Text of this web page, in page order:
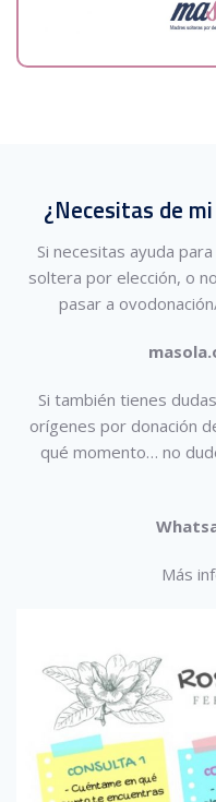
¿Necesitas de
Si necesitas ayuda
soltera por elección, o
pasar a
Si también tienes
orígenes por donación
qué momento… no
Más